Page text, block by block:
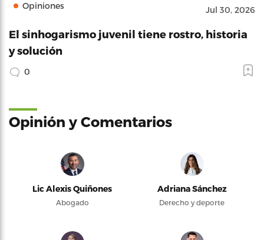
Opiniones Jul 30, 2026
El sinhogarismo juvenil tiene rostro, historia
y solución
0
Opinión y Comentarios
Lic Alexis Quiñones
Abogado
Adriana Sánchez
Derecho y deporte